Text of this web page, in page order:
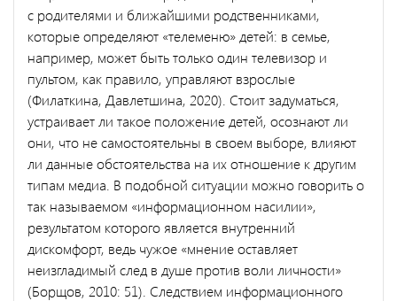
с родителями и ближайшими родственниками,
которые определяют «телеменю» детей: в семье,
например, может быть только один телевизор и
пультом, как правило, управляют взрослые
(Филаткина, Давлетшина, 2020). Стоит задуматься,
устраивает ли такое положение детей, осознают ли
они, что не самостоятельны в своем выборе, влияют
ли данные обстоятельства на их отношение к другим
типам медиа. В подобной ситуации можно говорить о
так называемом «информационном насилии»,
результатом которого является внутренний
дискомфорт, ведь чужое «мнение оставляет
неизгладимый след в душе против воли личности»
(Борщов, 2010: 51). Следствием информационного